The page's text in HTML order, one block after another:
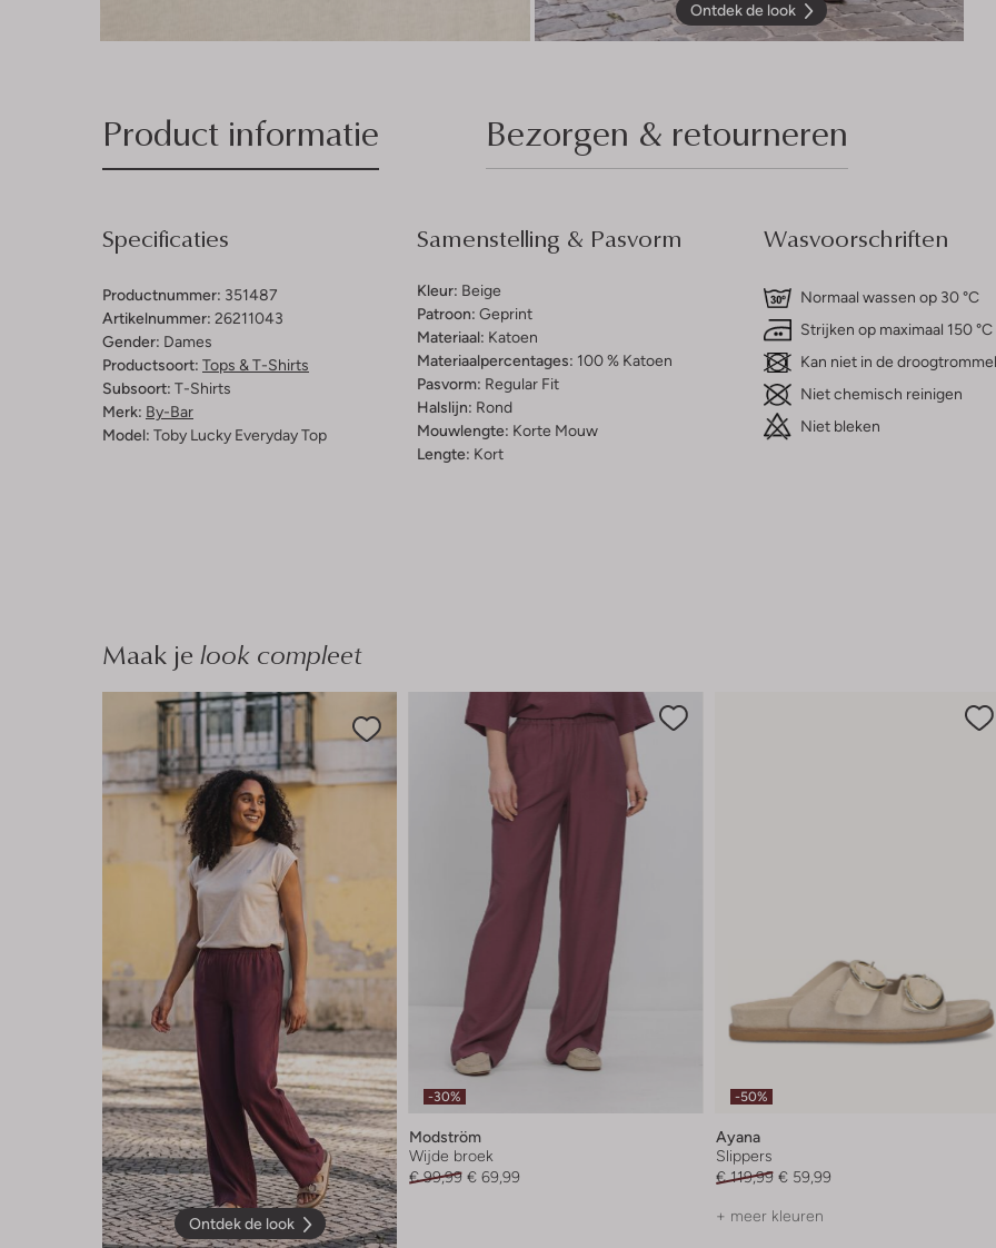
Ontdek de look
Product informatie Bezorgen & retourneren
Specificaties
Productnummer: 351487
Artikelnummer: 26211043
Gender: Dames
Productsoort: Tops & T-Shirts
Subsoort: T-Shirts
Merk: By-Bar
Model: Toby Lucky Everyday Top
Samenstelling & Pasvorm
Kleur: Beige
Patroon: Geprint
Materiaal: Katoen
Materiaalpercentages: 100 % Katoen
Pasvorm: Regular Fit
Halslijn: Rond
Mouwlengte: Korte Mouw
Lengte: Kort
Wasvoorschriften
Normaal wassen op 30 °C
Strijken op maximaal 150 °C
Kan niet in de droogtrommel
Niet chemisch reinigen
Niet bleken
Maak je look compleet
Ontdek de look
-30%
Modström
Wijde broek
€ 99,99 € 69,99
-50%
Ayana
Slippers
€ 119,99 € 59,99
+ meer kleuren